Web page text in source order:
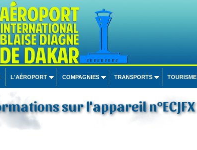
L'AÉROPORT COMPAGNIES TRANSPORTS TOURISME
sur l'appareil n°ECJFX